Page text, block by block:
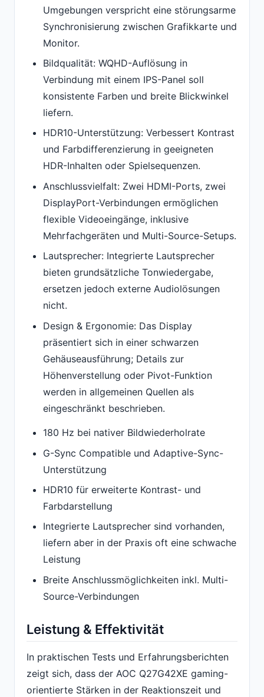
Umgebungen verspricht eine störungsarme
Synchronisierung zwischen Grafikkarte und
Monitor.
Bildqualität: WQHD-Auflösung in
Verbindung mit einem IPS-Panel soll
konsistente Farben und breite Blickwinkel
liefern.
HDR10-Unterstützung: Verbessert Kontrast
und Farbdifferenzierung in geeigneten
HDR-Inhalten oder Spielsequenzen.
Anschlussvielfalt: Zwei HDMI-Ports, zwei
DisplayPort-Verbindungen ermöglichen
flexible Videoeingänge, inklusive
Mehrfachgeräten und Multi-Source-Setups.
Lautsprecher: Integrierte Lautsprecher
bieten grundsätzliche Tonwiedergabe,
ersetzen jedoch externe Audiolösungen
nicht.
Design & Ergonomie: Das Display
präsentiert sich in einer schwarzen
Gehäuseausführung; Details zur
Höhenverstellung oder Pivot-Funktion
werden in allgemeinen Quellen als
eingeschränkt beschrieben.
180 Hz bei nativer Bildwiederholrate
G-Sync Compatible und Adaptive-Sync-
Unterstützung
HDR10 für erweiterte Kontrast- und
Farbdarstellung
Integrierte Lautsprecher sind vorhanden,
liefern aber in der Praxis oft eine schwache
Leistung
Breite Anschlussmöglichkeiten inkl. Multi-
Source-Verbindungen
Leistung & Effektivität
In praktischen Tests und Erfahrungsberichten
zeigt sich, dass der AOC Q27G42XE gaming-
orientierte Stärken in der Reaktionszeit und